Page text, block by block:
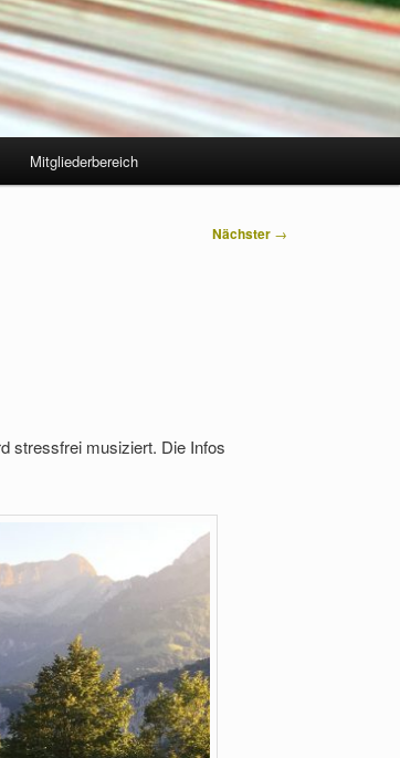
Mitgliederbereich
Nächster →
stressfrei musiziert. Die Infos